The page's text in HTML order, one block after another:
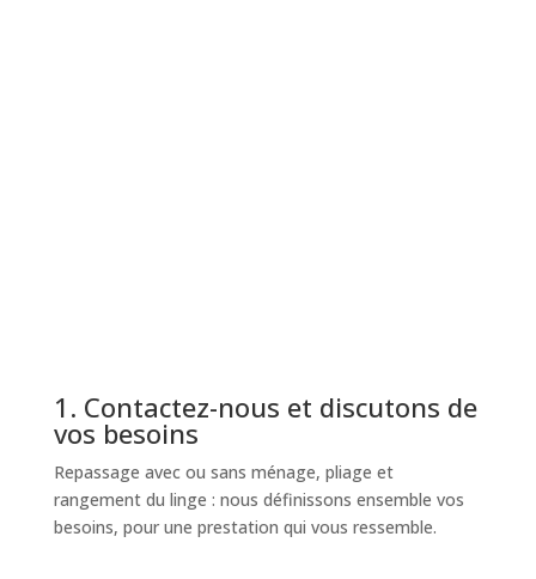
1. Contactez-nous et discutons de
vos besoins
Repassage avec ou sans ménage, pliage et
rangement du linge : nous définissons ensemble vos
besoins, pour une prestation qui vous ressemble.